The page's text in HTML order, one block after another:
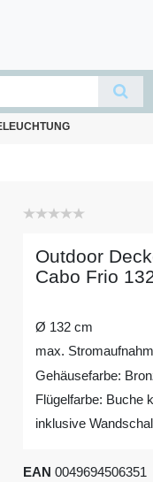
Outdoor
Cabo Frio
Ø 132 cm
max.
Gehäusefarbe:
Flügelfarbe: Buche
inklusive
EAN 0049694506351